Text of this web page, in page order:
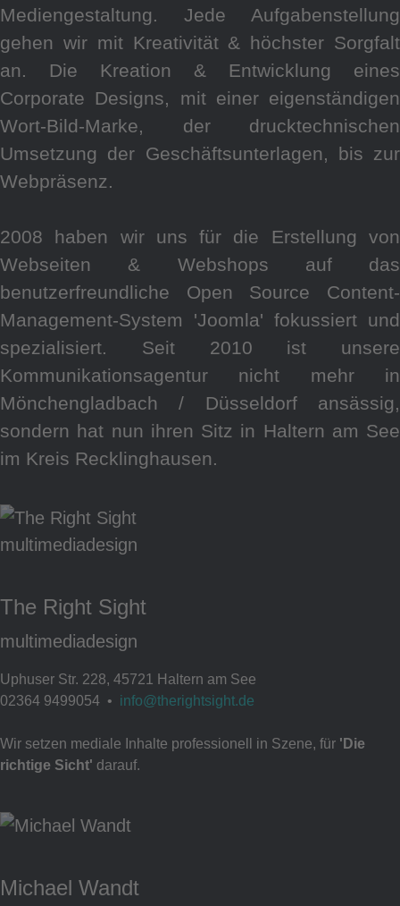
Mediengestaltung. Jede Aufgabenstellung
gehen wir mit Kreativität & höchster Sorgfalt
an. Die Kreation & Entwicklung eines
Corporate Designs, mit einer eigenständigen
Wort-Bild-Marke, der drucktechnischen
Umsetzung der Geschäftsunterlagen, bis zur
Webpräsenz.
2008 haben wir uns für die Erstellung von
Webseiten & Webshops auf das
benutzerfreundliche Open Source Content-
Management-System 'Joomla' fokussiert und
spezialisiert. Seit 2010 ist unsere
Kommunikationsagentur nicht mehr in
Mönchengladbach / Düsseldorf ansässig,
sondern hat nun ihren Sitz in Haltern am See
im Kreis Recklinghausen.
The Right Sight
multimediadesign
Uphuser Str. 228, 45721 Haltern am See
02364 9499054 • info@therightsight.de
Wir setzen mediale Inhalte professionell in Szene, für 'Die
richtige Sicht' darauf.
Michael Wandt